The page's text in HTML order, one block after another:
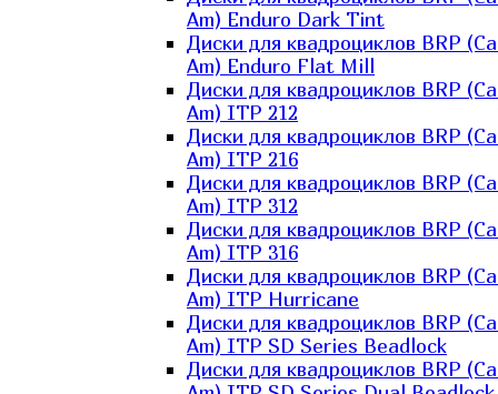
Am) Enduro Dark Tint
Диски для квадроциклов BRP
Am) Enduro Flat Mill
Диски для квадроциклов BRP
Am) ITP 212
Диски для квадроциклов BRP
Am) ITP 216
Диски для квадроциклов BRP
Am) ITP 312
Диски для квадроциклов BRP
Am) ITP 316
Диски для квадроциклов BRP
Am) ITP Hurricane
Диски для квадроциклов BRP
Am) ITP SD Series Beadlock
Диски для квадроциклов BRP